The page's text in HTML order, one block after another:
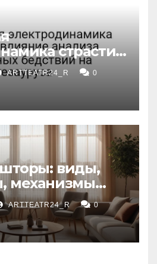
страсти:
на
ARTTEATR24_R 0
виды,
механизмы
и уход
ARTTEATR24_R 0